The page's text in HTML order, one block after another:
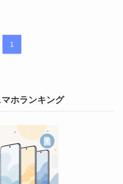
1
ホランキング